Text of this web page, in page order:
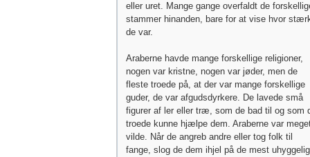
eller uret. Mange gange overfaldt de
stammer hinanden, bare for at vise hvor
de var.
Araberne havde mange forskellige religioner,
nogen var kristne, nogen var jøder, men de
fleste troede på, at der var mange forskellige
guder, de var afgudsdyrkere. De lavede små
figurer af ler eller træ, som de bad til og som
troede kunne hjælpe dem. Araberne var
vilde. Når de angreb andre eller tog folk til
fange, slog de dem ihjel på de mest